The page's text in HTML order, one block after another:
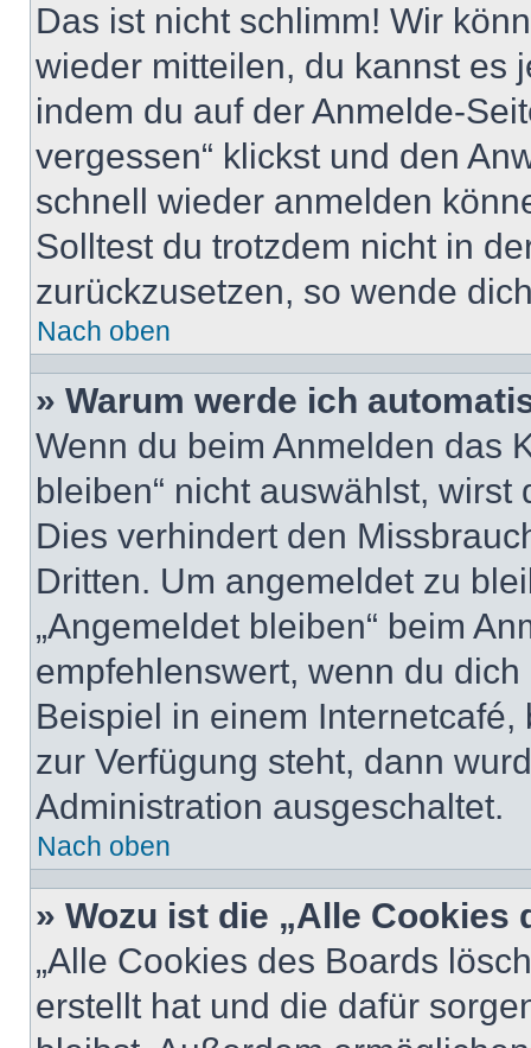
Das ist nicht schlimm! Wir
wieder mitteilen, du kannst es
indem du auf der Anmelde-
vergessen“ klickst und den
schnell wieder anmelden
Solltest du trotzdem nicht in
zurückzusetzen, so wende
Nach oben
» Warum werde ich
Wenn du beim Anmelden das
bleiben“ nicht auswählst,
Dies verhindert den
Dritten. Um angemeldet zu
„Angemeldet bleiben“ beim
empfehlenswert, wenn du
Beispiel in einem
zur Verfügung steht, dann
Administration ausgeschaltet.
Nach oben
» Wozu ist die „Alle
„Alle Cookies des Boards
erstellt hat und die dafür